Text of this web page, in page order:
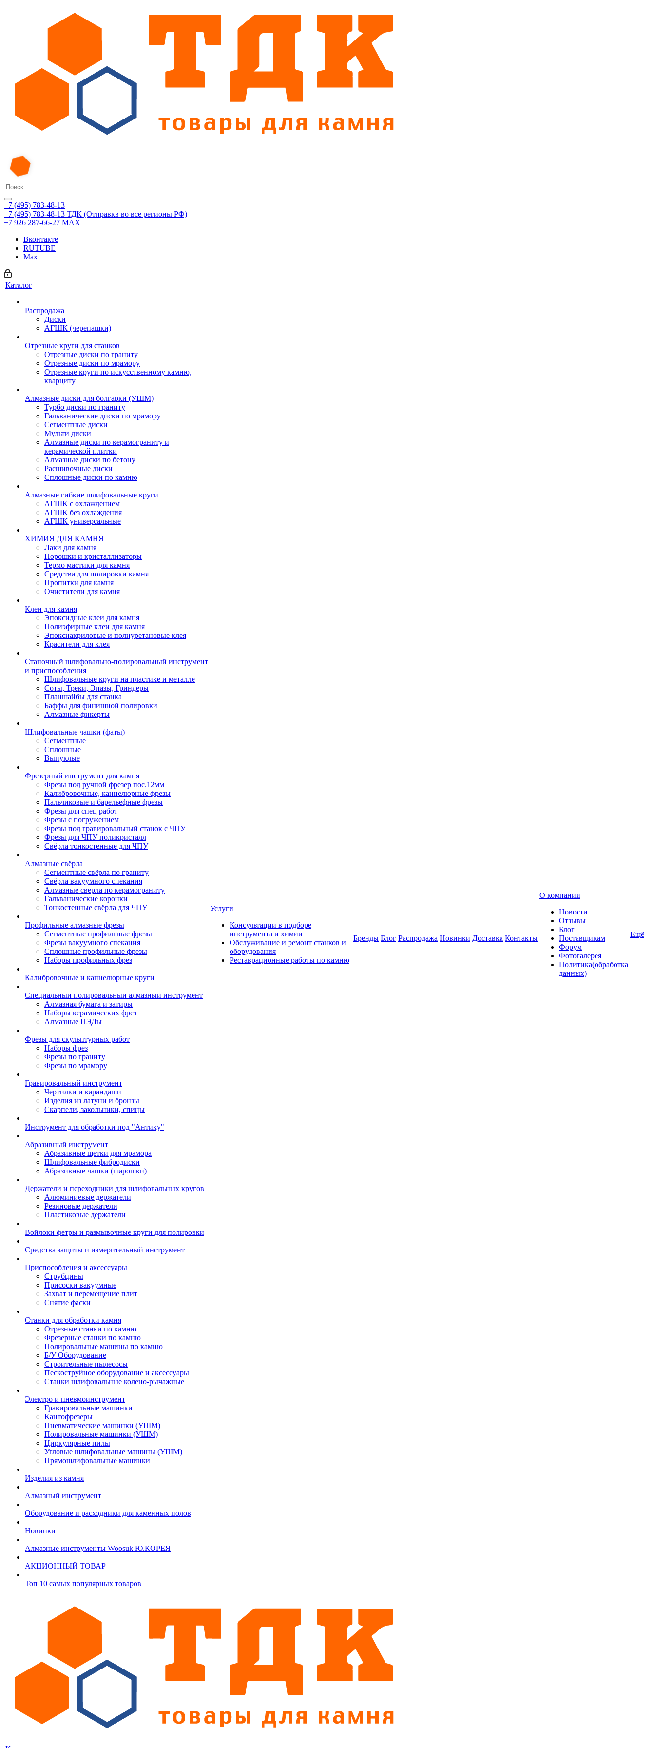
+7 (495) 783-48-13
+7 (495) 783-48-13 ТДК (Отправкв во все регионы РФ)
+7 926 287-66-27 МАХ
Вконтакте
RUTUBE
Max
Каталог
Распродажа
Диски
АГШК (черепашки)
Отрезные круги для станков
Отрезные диски по граниту
Отрезные диски по мрамору
Отрезные круги по искусственному камню,
кварциту
Алмазные диски для болгарки (УШМ)
Турбо диски по граниту
Гальванические диски по мрамору
Сегментные диски
Мульти диски
Алмазные диски по керамограниту и
керамической плитки
Алмазные диски по бетону
Расшивочные диски
Сплошные диски по камню
Алмазные гибкие шлифовальные круги
АГШК с охлаждением
АГШК без охлаждения
АГШК универсальные
ХИМИЯ ДЛЯ КАМНЯ
Лаки для камня
Порошки и кристаллизаторы
Термо мастики для камня
Средства для полировки камня
Пропитки для камня
Очистители для камня
Клеи для камня
Эпоксидные клеи для камня
Полиэфирные клеи для камня
Эпоксиакриловые и полиуретановые клея
Красители для клея
Станочный шлифовально-полировальный инструмент
и приспособления
Шлифовальные круги на пластике и металле
Соты, Треки, Эпазы, Гриндеры
Планшайбы для станка
Баффы для финишной полировки
Алмазные фикерты
Шлифовальные чашки (фаты)
Сегментные
Сплошные
Выпуклые
Фрезерный инструмент для камня
Фрезы под ручной фрезер пос.12мм
Калибровочные, каннелюрные фрезы
Пальчиковые и барельефные фрезы
Фрезы для спец работ
Фрезы с погружением
Фрезы под гравировальный станок с ЧПУ
Фрезы для ЧПУ поликристалл
Свёрла тонкостенные для ЧПУ
Алмазные свёрла
Сегментные свёрла по граниту
Свёрла вакуумного спекания
Алмазные сверла по керамограниту
Гальванические коронки
Тонкостенные свёрла для ЧПУ
Профильные алмазные фрезы
Сегментные профильные фрезы
Фрезы вакуумного спекания
Сплошные профильные фрезы
Наборы профильных фрез
Калибровочные и каннелюрные круги
Специальный полировальный алмазный инструмент
Алмазная бумага и затиры
Наборы керамических фрез
Алмазные ПЭДы
Фрезы для скульптурных работ
Наборы фрез
Фрезы по граниту
Фрезы по мрамору
Гравировальный инструмент
Чертилки и карандаши
Изделия из латуни и бронзы
Скарпели, закольники, спицы
Инструмент для обработки под "Антику"
Абразивный инструмент
Абразивные щетки для мрамора
Шлифовальные фибродиски
Абразивные чашки (шарошки)
Держатели и переходники для шлифовальных кругов
Алюминиевые держатели
Резиновые держатели
Пластиковые держатели
Войлоки фетры и размывочные круги для полировки
Средства защиты и измерительный инструмент
Приспособления и аксессуары
Струбцины
Присоски вакуумные
Захват и перемещение плит
Снятие фаски
Станки для обработки камня
Отрезные станки по камню
Фрезерные станки по камню
Полировальные машины по камню
Б/У Оборудование
Строительные пылесосы
Пескоструйное оборудование и аксессуары
Станки шлифовальные колено-рычажные
Электро и пневмоинструмент
Гравировальные машинки
Кантофрезеры
Пневматические машинки (УШМ)
Полировальные машинки (УШМ)
Циркулярные пилы
Угловые шлифовальные машины (УШМ)
Прямошлифовальные машинки
Изделия из камня
Алмазный инструмент
Оборудование и расходники для каменных полов
Новинки
Алмазные инструменты Woosuk Ю.КОРЕЯ
АКЦИОННЫЙ ТОВАР
Топ 10 самых популярных товаров
Услуги
Консультации в подборе
инструмента и химии
Обслуживание и ремонт станков и
оборудования
Реставрационные работы по камню
Бренды Блог Распродажа Новинки Доставка Контакты
О компании
Новости
Отзывы
Блог
Поставщикам
Форум
Фотогалерея
Политика(обработка
данных)
Ещё